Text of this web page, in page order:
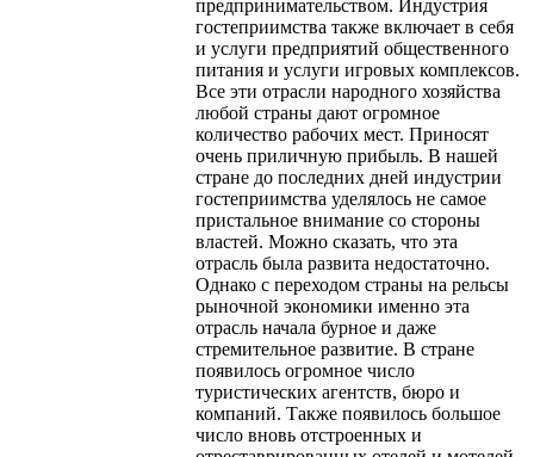
предпринимательством. Индустрия
гостеприимства также включает в себя
и услуги предприятий общественного
питания и услуги игровых комплексов.
Все эти отрасли народного хозяйства
любой страны дают огромное
количество рабочих мест. Приносят
очень приличную прибыль. В нашей
стране до последних дней индустрии
гостеприимства уделялось не самое
пристальное внимание со стороны
властей. Можно сказать, что эта
отрасль была развита недостаточно.
Однако с переходом страны на рельсы
рыночной экономики именно эта
отрасль начала бурное и даже
стремительное развитие. В стране
появилось огромное число
туристических агентств, бюро и
компаний. Также появилось большое
число вновь отстроенных и